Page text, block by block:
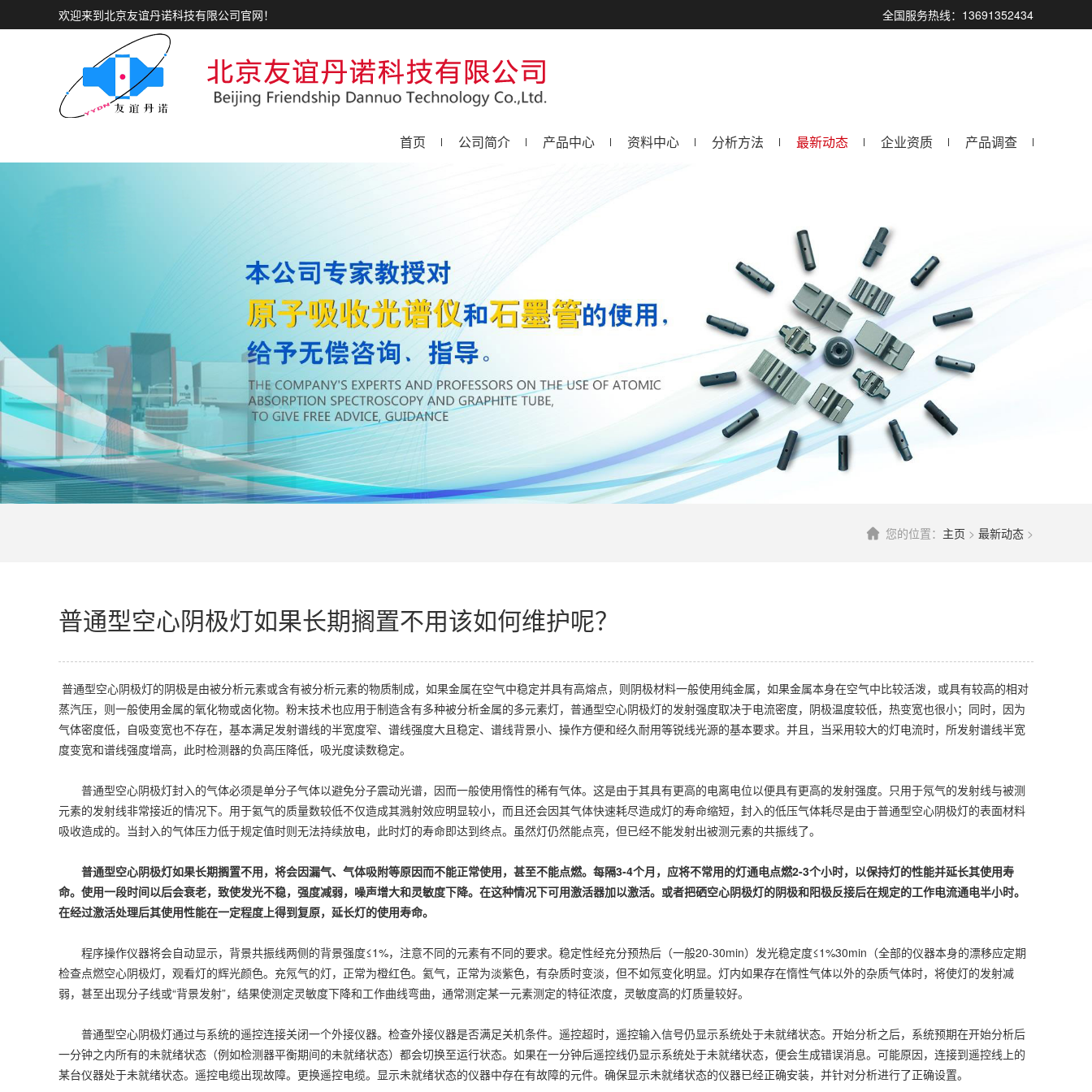
全国服务热线：13691352434
欢迎来到北京友谊丹诺科技有限公司官网！
首页 公司简介 产品中心 资料中心 分析方法 最新动态 企业资质 产品调查
您的位置： 主页 > 最新动态 >
普通型空心阴极灯如果长期搁置不用该如何维护呢？
普通型空心阴极灯的阴极是由被分析元素或含有被分析元素的物质制成，如果金属在空气中稳定并具有高熔点，则阴极材料一般使用纯金属，如果金属本身在空气中比较活泼，或具有较高的相对
蒸汽压，则一般使用金属的氧化物或卤化物。粉末技术也应用于制造含有多种被分析金属的多元素灯，普通型空心阴极灯的发射强度取决于电流密度，阴极温度较低，热变宽也很小；同时，因为
气体密度低，自吸变宽也不存在，基本满足发射谱线的半宽度窄、谱线强度大且稳定、谱线背景小、操作方便和经久耐用等锐线光源的基本要求。并且，当采用较大的灯电流时，所发射谱线半宽
度变宽和谱线强度增高，此时检测器的负高压降低，吸光度读数稳定。
普通型空心阴极灯封入的气体必须是单分子气体以避免分子震动光谱，因而一般使用惰性的稀有气体。这是由于其具有更高的电离电位以便具有更高的发射强度。只用于氖气的发射线与被测
元素的发射线非常接近的情况下。用于氦气的质量数较低不仅造成其溅射效应明显较小，而且还会因其气体快速耗尽造成灯的寿命缩短，封入的低压气体耗尽是由于普通型空心阴极灯的表面材料
吸收造成的。当封入的气体压力低于规定值时则无法持续放电，此时灯的寿命即达到终点。虽然灯仍然能点亮，但已经不能发射出被测元素的共振线了。
普通型空心阴极灯如果长期搁置不用，将会因漏气、气体吸附等原因而不能正常使用，甚至不能点燃。每隔3-4个月，应将不常用的灯通电点燃2-3个小时，以保持灯的性能并延长其使用寿
命。使用一段时间以后会衰老，致使发光不稳，强度减弱，噪声增大和灵敏度下降。在这种情况下可用激活器加以激活。或者把硒空心阴极灯的阴极和阳极反接后在规定的工作电流通电半小时。
在经过激活处理后其使用性能在一定程度上得到复原，延长灯的使用寿命。
程序操作仪器将会自动显示，背景共振线两侧的背景强度≤1%，注意不同的元素有不同的要求。稳定性经充分预热后（一般20-30min）发光稳定度≤1%30min（全部的仪器本身的漂移应定期
检查点燃空心阴极灯，观看灯的辉光颜色。充氖气的灯，正常为橙红色。氦气，正常为淡紫色，有杂质时变淡，但不如氖变化明显。灯内如果存在惰性气体以外的杂质气体时，将使灯的发射减
弱，甚至出现分子线或“背景发射”，结果使测定灵敏度下降和工作曲线弯曲，通常测定某一元素测定的特征浓度，灵敏度高的灯质量较好。
普通型空心阴极灯通过与系统的遥控连接关闭一个外接仪器。检查外接仪器是否满足关机条件。遥控超时，遥控输入信号仍显示系统处于未就绪状态。开始分析之后，系统预期在开始分析后
一分钟之内所有的未就绪状态（例如检测器平衡期间的未就绪状态）都会切换至运行状态。如果在一分钟后遥控线仍显示系统处于未就绪状态，便会生成错误消息。可能原因，连接到遥控线上的
某台仪器处于未就绪状态。遥控电缆出现故障。更换遥控电缆。显示未就绪状态的仪器中存在有故障的元件。确保显示未就绪状态的仪器已经正确安装，并针对分析进行了正确设置。